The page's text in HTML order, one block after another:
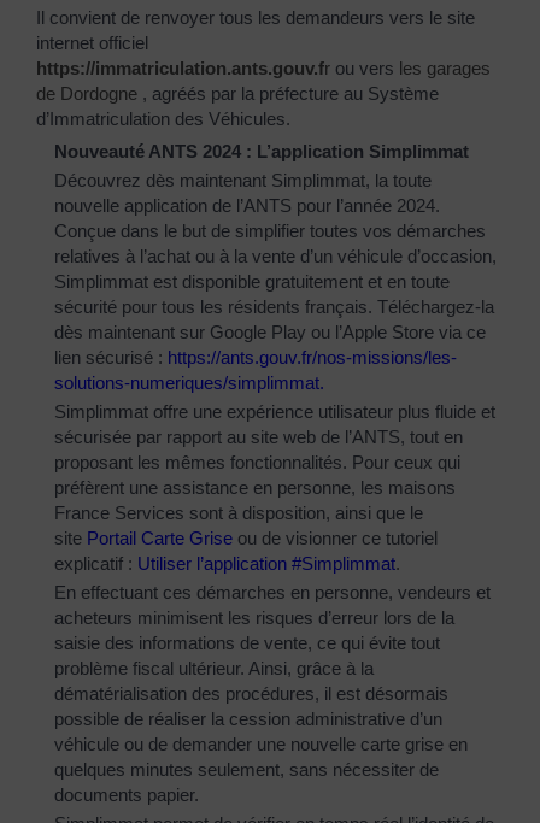
Il convient de renvoyer tous les demandeurs vers le site
internet officiel
https://immatriculation.ants.gouv.fr ou vers les garages
de Dordogne , agréés par la préfecture au Système
d’Immatriculation des Véhicules.
Nouveauté ANTS 2024 : L’application Simplimmat
Découvrez dès maintenant Simplimmat, la toute
nouvelle application de l’ANTS pour l’année 2024.
Conçue dans le but de simplifier toutes vos démarches
relatives à l’achat ou à la vente d’un véhicule d’occasion,
Simplimmat est disponible gratuitement et en toute
sécurité pour tous les résidents français. Téléchargez-la
dès maintenant sur Google Play ou l’Apple Store via ce
lien sécurisé : https://ants.gouv.fr/nos-missions/les-
solutions-numeriques/simplimmat.
Simplimmat offre une expérience utilisateur plus fluide et
sécurisée par rapport au site web de l’ANTS, tout en
proposant les mêmes fonctionnalités. Pour ceux qui
préfèrent une assistance en personne, les maisons
France Services sont à disposition, ainsi que le
site Portail Carte Grise ou de visionner ce tutoriel
explicatif : Utiliser l’application #Simplimmat.
En effectuant ces démarches en personne, vendeurs et
acheteurs minimisent les risques d’erreur lors de la
saisie des informations de vente, ce qui évite tout
problème fiscal ultérieur. Ainsi, grâce à la
dématérialisation des procédures, il est désormais
possible de réaliser la cession administrative d’un
véhicule ou de demander une nouvelle carte grise en
quelques minutes seulement, sans nécessiter de
documents papier.